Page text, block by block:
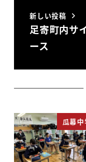
新しい投稿
足寄町内サ
ース
瓜幕